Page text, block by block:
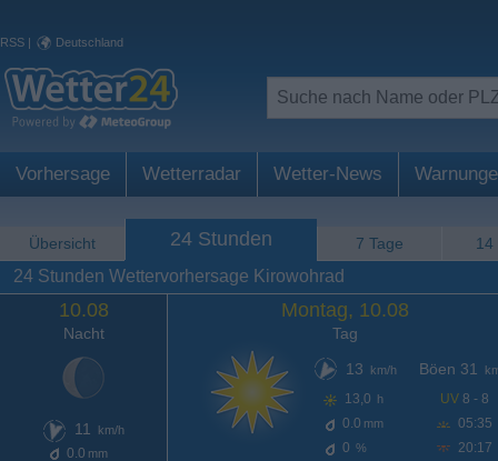
RSS | Deutschland
Vorhersage Wetterradar Wetter-News
Übersicht 24 Stunden 7 Tage 14
24 Stunden Wettervorhersage Kirowohrad
10.08
Nacht
11 km/h
0.0 mm
Montag, 10.08
Tag
13
km/h
13,0 h
0.0 mm
0 %
Böen 31
UV 8 - 8
05:35
20:17